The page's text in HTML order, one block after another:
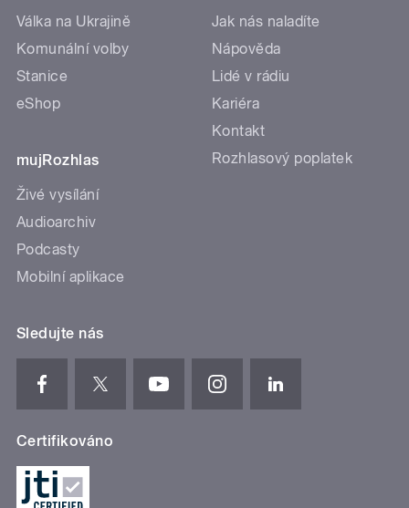
Válka na Ukrajině
Komunální volby
Stanice
eShop
mujRozhlas
Živé vysílání
Audioarchiv
Podcasty
Mobilní aplikace
Jak nás naladíte
Nápověda
Lidé v rádiu
Kariéra
Kontakt
Rozhlasový poplatek
Sledujte nás
Certifikováno